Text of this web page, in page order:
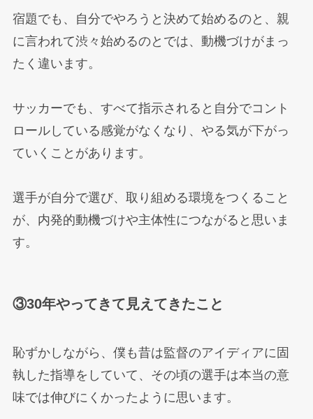
宿題でも、自分でやろうと決めて始めるのと、親
に言われて渋々始めるのとでは、動機づけがまっ
たく違います。
サッカーでも、すべて指示されると自分でコント
ロールしている感覚がなくなり、やる気が下がっ
ていくことがあります。
選手が自分で選び、取り組める環境をつくること
が、内発的動機づけや主体性につながると思いま
す。
③30年やってきて見えてきたこと
恥ずかしながら、僕も昔は監督のアイディアに固
執した指導をしていて、その頃の選手は本当の意
味では伸びにくかったように思います。